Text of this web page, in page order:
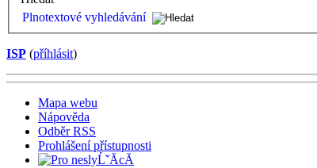
Plnotextové vyhledávání
ISP (příhlásit)
Mapa webu
Nápověda
Odběr RSS
Prohlášení přístupnosti